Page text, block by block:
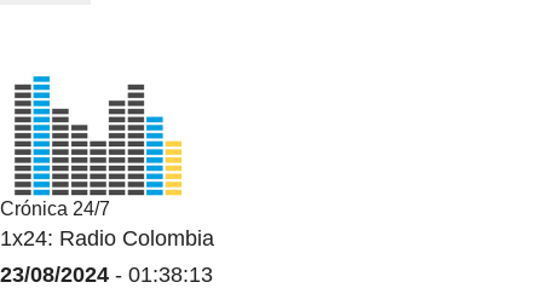
Crónica 24/7
1x24: Radio Colombia
23/08/2024 - 01:38:13